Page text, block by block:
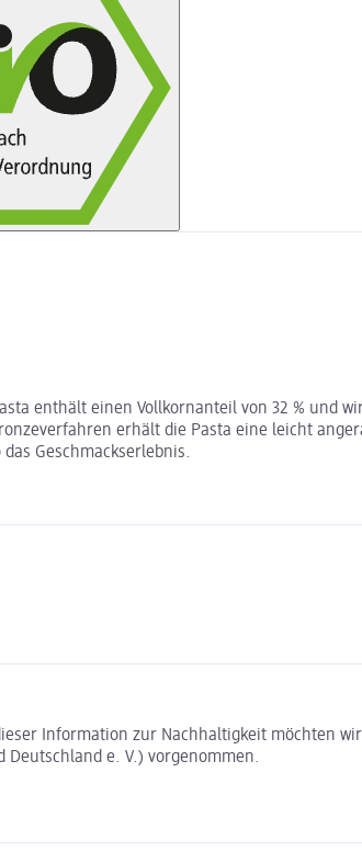
enthält einen Vollkornanteil von 32 % und
erhält die Pasta eine leicht
Geschmackserlebnis.
Information zur Nachhaltigkeit möchten
e. V.) vorgenommen.